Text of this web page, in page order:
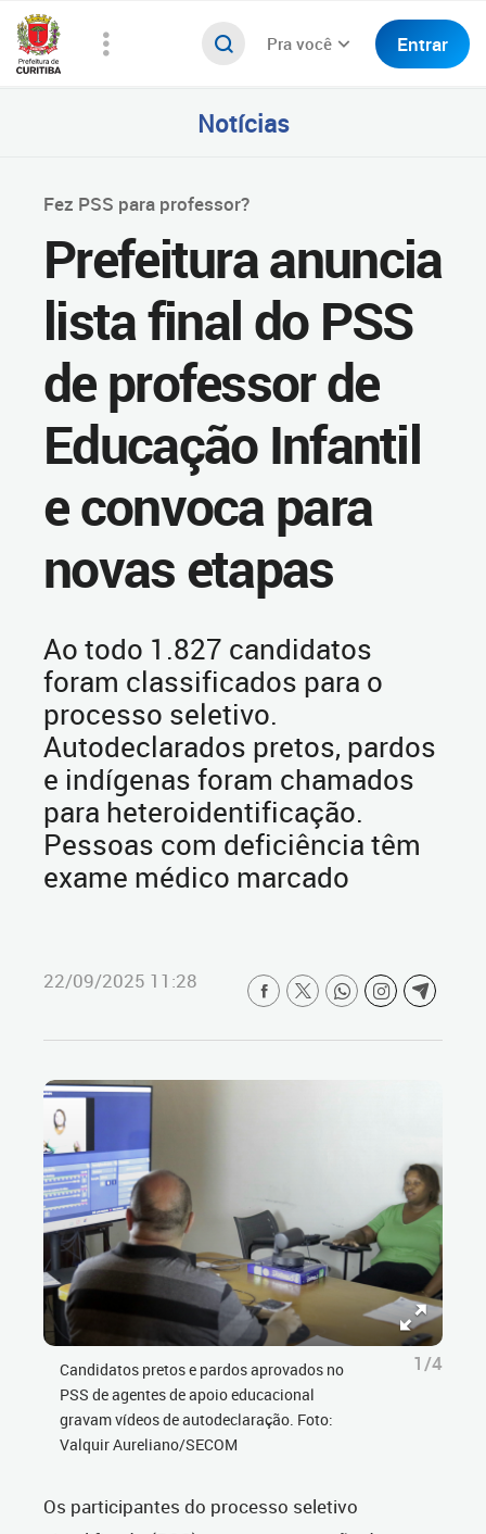
Pra você Entrar
Notícias
Fez PSS para professor?
Prefeitura anuncia
lista final do PSS
de professor de
Educação Infantil
e convoca para
novas etapas
Ao todo 1.827 candidatos
foram classificados para o
processo seletivo.
Autodeclarados pretos, pardos
e indígenas foram chamados
para heteroidentificação.
Pessoas com deficiência têm
exame médico marcado
22/09/2025 11:28
Candidatos pretos e pardos aprovados no
PSS de agentes de apoio educacional
gravam vídeos de autodeclaração. Foto:
Valquir Aureliano/SECOM
1/4
Os participantes do processo seletivo